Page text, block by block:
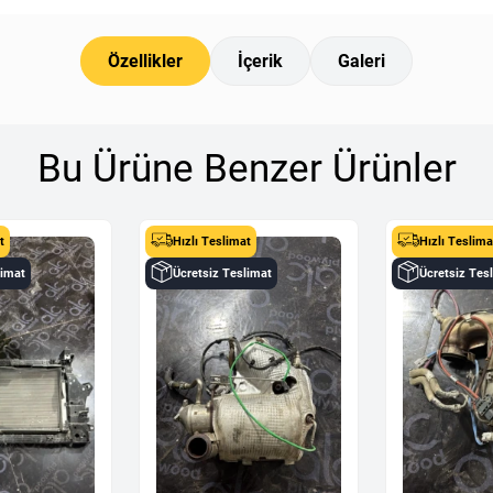
Özellikler İçerik Galeri
Bu Ürüne Benzer Ürünler
Hızlı Teslimat
Ücretsiz Teslimat
Hızlı
Ücretsiz